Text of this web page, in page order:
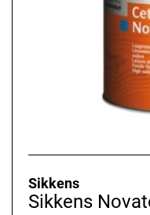
Sikkens
Sikkens